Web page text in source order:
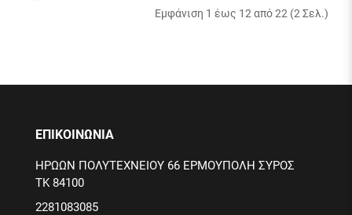
Εμφάνιση 1 έως 12 από 22 (2 Σελ.)
ΕΠΙΚΟΙΝΩΝΙΑ
ΗΡΩΩΝ ΠΟΛΥΤΕΧΝΕΙΟΥ 66 ΕΡΜΟΥΠΟΛΗ ΣΥΡΟΣ
ΤΚ 84100
2281083085